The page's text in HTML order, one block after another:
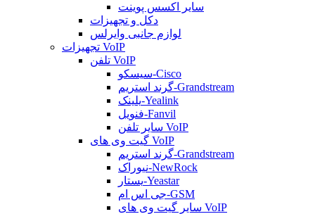
سایر اکسس پوینت
دکل و تجهیزات
لوازم جانبی وایرلس
تجهیزات VoIP
تلفن VoIP
سیسکو-Cisco
گرند استریم-Grandstream
یلینک-Yealink
فنویل-Fanvil
سایر تلفن VoIP
گیت وی های VoIP
گرند استریم-Grandstream
نیوراک-NewRock
یستار-Yeastar
جی اس ام-GSM
سایر گیت وی های VoIP